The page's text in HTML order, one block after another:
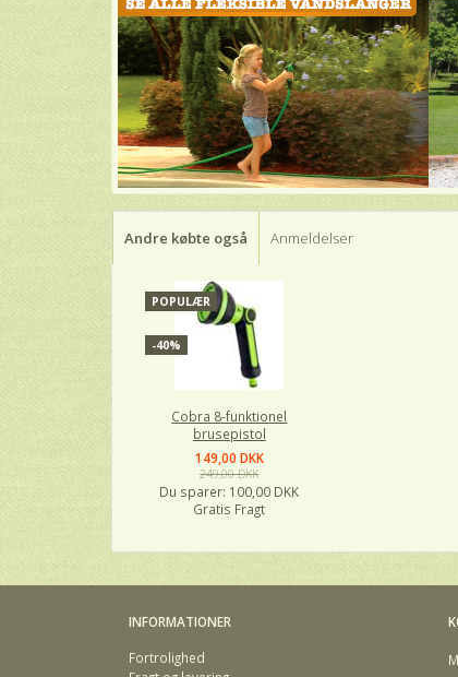
Andre købte også Anmeldelser
POPULÆR
-40%
Cobra 8-funktionel
brusepistol
149,00 DKK
249,00 DKK
Du sparer: 100,00 DKK
Gratis Fragt
INFORMATIONER
Fortrolighed